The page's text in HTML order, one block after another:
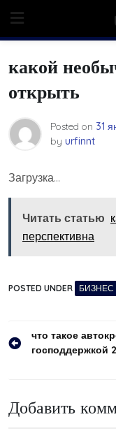
content
какой
открыть
Posted on 31
by urfinnt
Загрузка…
Читать статью
перспективна
POSTED UNDER БИЗНЕС
Навигация
что такое
господдержкой
Добавить